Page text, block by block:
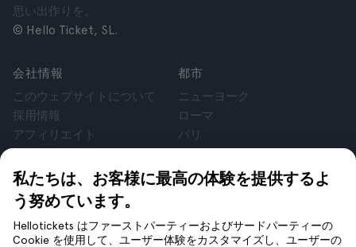
私たちは、お客様に最高の体験を提供するよ
う努めています。
Hellotickets はファーストパーティーおよびサードパーティーの
Cookie を使用して、ユーザー体験をカスタマイズし、ユーザーの
思い出作りを。
© Hello Ticket, SL.
会社情報
このウェブサイトについて
採用情報
アフィリエイト
個人情報保護方針
利用規約
法律相談
cookie
都市
ニューヨーク
ローマ
パリ
グラナダ